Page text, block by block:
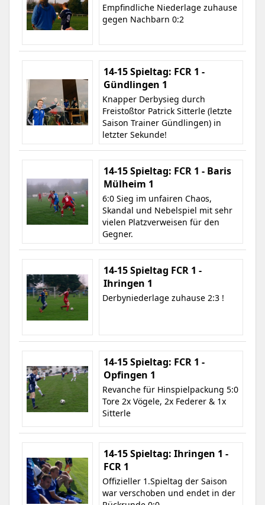
Empfindliche Niederlage zuhause
gegen Nachbarn 0:2
14-15 Spieltag: FCR 1 -
Gündlingen 1
Knapper Derbysieg durch
Freistoßtor Patrick Sitterle (letzte
Saison Trainer Gündlingen) in
letzter Sekunde!
14-15 Spieltag: FCR 1 - Baris
Mülheim 1
6:0 Sieg im unfairen Chaos,
Skandal und Nebelspiel mit sehr
vielen Platzverweisen für den
Gegner.
14-15 Spieltag FCR 1 -
Ihringen 1
Derbyniederlage zuhause 2:3 !
14-15 Spieltag: FCR 1 -
Opfingen 1
Revanche für Hinspielpackung 5:0
Tore 2x Vögele, 2x Federer & 1x
Sitterle
14-15 Spieltag: Ihringen 1 -
FCR 1
Offizieller 1.Spieltag der Saison
war verschoben und endet in der